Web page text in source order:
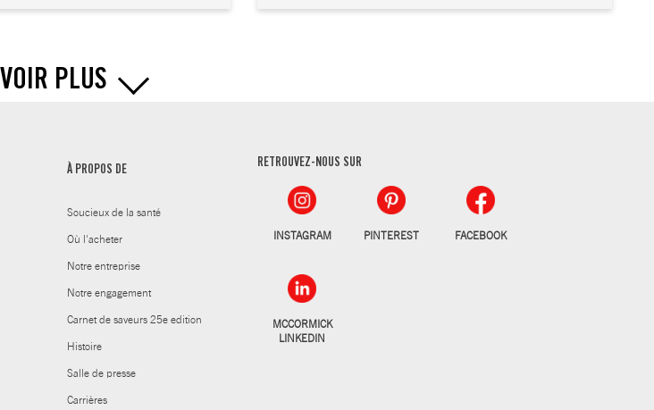
VOIR PLUS
À PROPOS DE
Soucieux de la santé
Où l'acheter
Notre entreprise
Notre engagement
Carnet de saveurs 25e edition
Histoire
Salle de presse
Carrières
RETROUVEZ-NOUS SUR
INSTAGRAM PINTEREST FACEBOOK
MCCORMICK
LINKEDIN